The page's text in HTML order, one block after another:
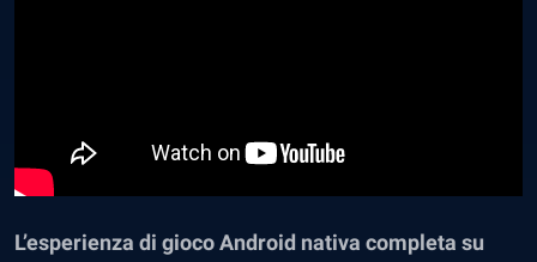
L’esperienza di gioco Android nativa completa su